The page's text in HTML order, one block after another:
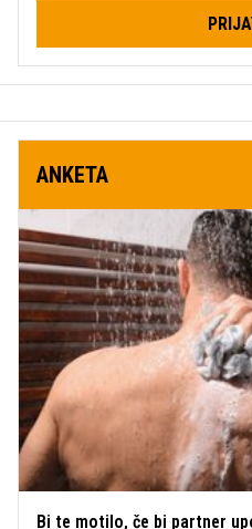
ANKETA
Bi te motilo, če bi partner